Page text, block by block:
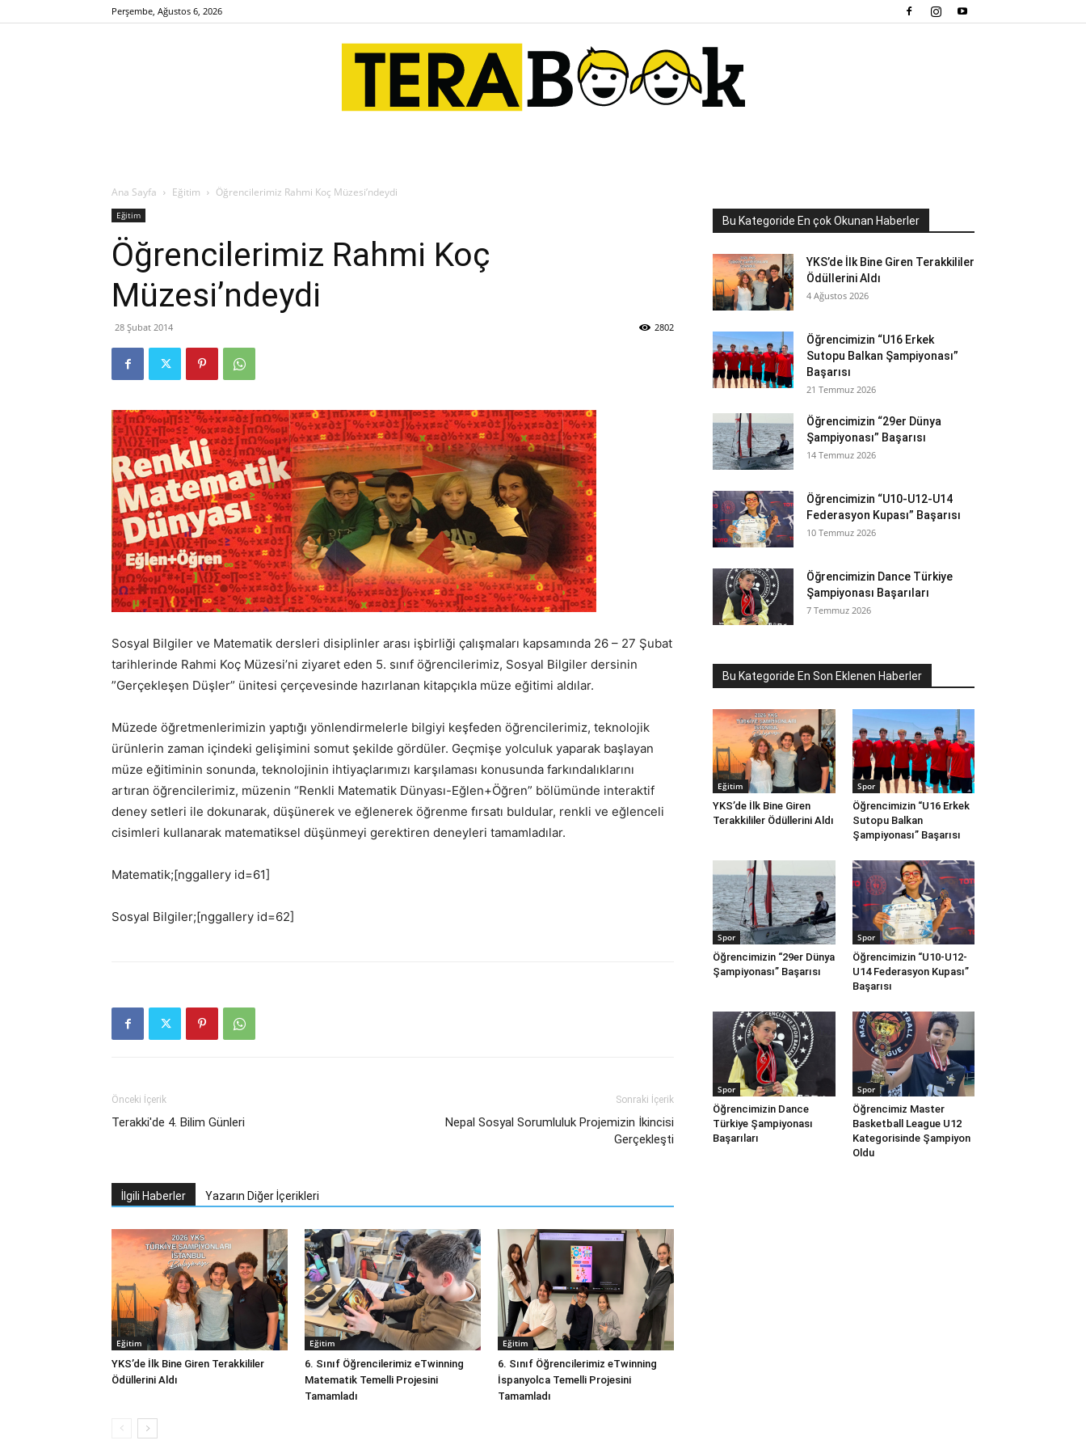
Perşembe, Ağustos 6, 2026
Ana Sayfa Eğitim Öğrencilerimiz Rahmi Koç Müzesi’ndeydi
Eğitim
Öğrencilerimiz Rahmi Koç
Müzesi’ndeydi
28 Şubat 2014 2802
Sosyal Bilgiler ve Matematik dersleri disiplinler arası işbirliği çalışmaları kapsamında 26 – 27 Şubat
tarihlerinde Rahmi Koç Müzesi’ni ziyaret eden 5. sınıf öğrencilerimiz, Sosyal Bilgiler dersinin
”Gerçekleşen Düşler” ünitesi çerçevesinde hazırlanan kitapçıkla müze eğitimi aldılar.
Müzede öğretmenlerimizin yaptığı yönlendirmelerle bilgiyi keşfeden öğrencilerimiz, teknolojik
ürünlerin zaman içindeki gelişimini somut şekilde gördüler. Geçmişe yolculuk yaparak başlayan
müze eğitiminin sonunda, teknolojinin ihtiyaçlarımızı karşılaması konusunda farkındalıklarını
artıran öğrencilerimiz, müzenin “Renkli Matematik Dünyası-Eğlen+Öğren” bölümünde interaktif
deney setleri ile dokunarak, düşünerek ve eğlenerek öğrenme fırsatı buldular, renkli ve eğlenceli
cisimleri kullanarak matematiksel düşünmeyi gerektiren deneyleri tamamladılar.
Matematik;[nggallery id=61]
Sosyal Bilgiler;[nggallery id=62]
Önceki İçerik
Terakki'de 4. Bilim Günleri
Sonraki İçerik
Nepal Sosyal Sorumluluk Projemizin İkincisi
Gerçekleşti
İlgili Haberler Yazarın Diğer İçerikleri
Eğitim
YKS’de İlk Bine Giren Terakkililer
Ödüllerini Aldı
Eğitim
6. Sınıf Öğrencilerimiz eTwinning
Matematik Temelli Projesini
Tamamladı
Eğitim
6. Sınıf Öğrencilerimiz eTwinning
İspanyolca Temelli Projesini
Tamamladı
Bu Kategoride En çok Okunan Haberler
YKS’de İlk Bine Giren Terakkililer
Ödüllerini Aldı
4 Ağustos 2026
Öğrencimizin “U16 Erkek
Sutopu Balkan Şampiyonası”
Başarısı
21 Temmuz 2026
Öğrencimizin “29er Dünya
Şampiyonası” Başarısı
14 Temmuz 2026
Öğrencimizin “U10-U12-U14
Federasyon Kupası” Başarısı
10 Temmuz 2026
Öğrencimizin Dance Türkiye
Şampiyonası Başarıları
7 Temmuz 2026
Bu Kategoride En Son Eklenen Haberler
Eğitim
YKS’de İlk Bine Giren
Terakkililer Ödüllerini Aldı
Spor
Öğrencimizin “U16 Erkek
Sutopu Balkan
Şampiyonası” Başarısı
Spor
Öğrencimizin “29er Dünya
Şampiyonası” Başarısı
Spor
Öğrencimizin “U10-U12-
U14 Federasyon Kupası”
Başarısı
Spor
Öğrencimizin Dance
Türkiye Şampiyonası
Başarıları
Spor
Öğrencimiz Master
Basketball League U12
Kategorisinde Şampiyon
Oldu